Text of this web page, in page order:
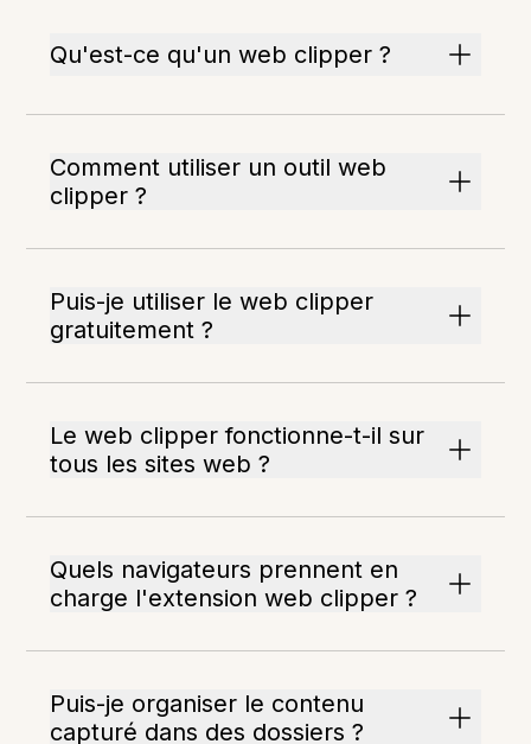
Qu'est-ce qu'un web clipper ?
Comment utiliser un outil web
clipper ?
Puis-je utiliser le web clipper
gratuitement ?
Le web clipper fonctionne-t-il sur
tous les sites web ?
Quels navigateurs prennent en
charge l'extension web clipper ?
Puis-je organiser le contenu
capturé dans des dossiers ?